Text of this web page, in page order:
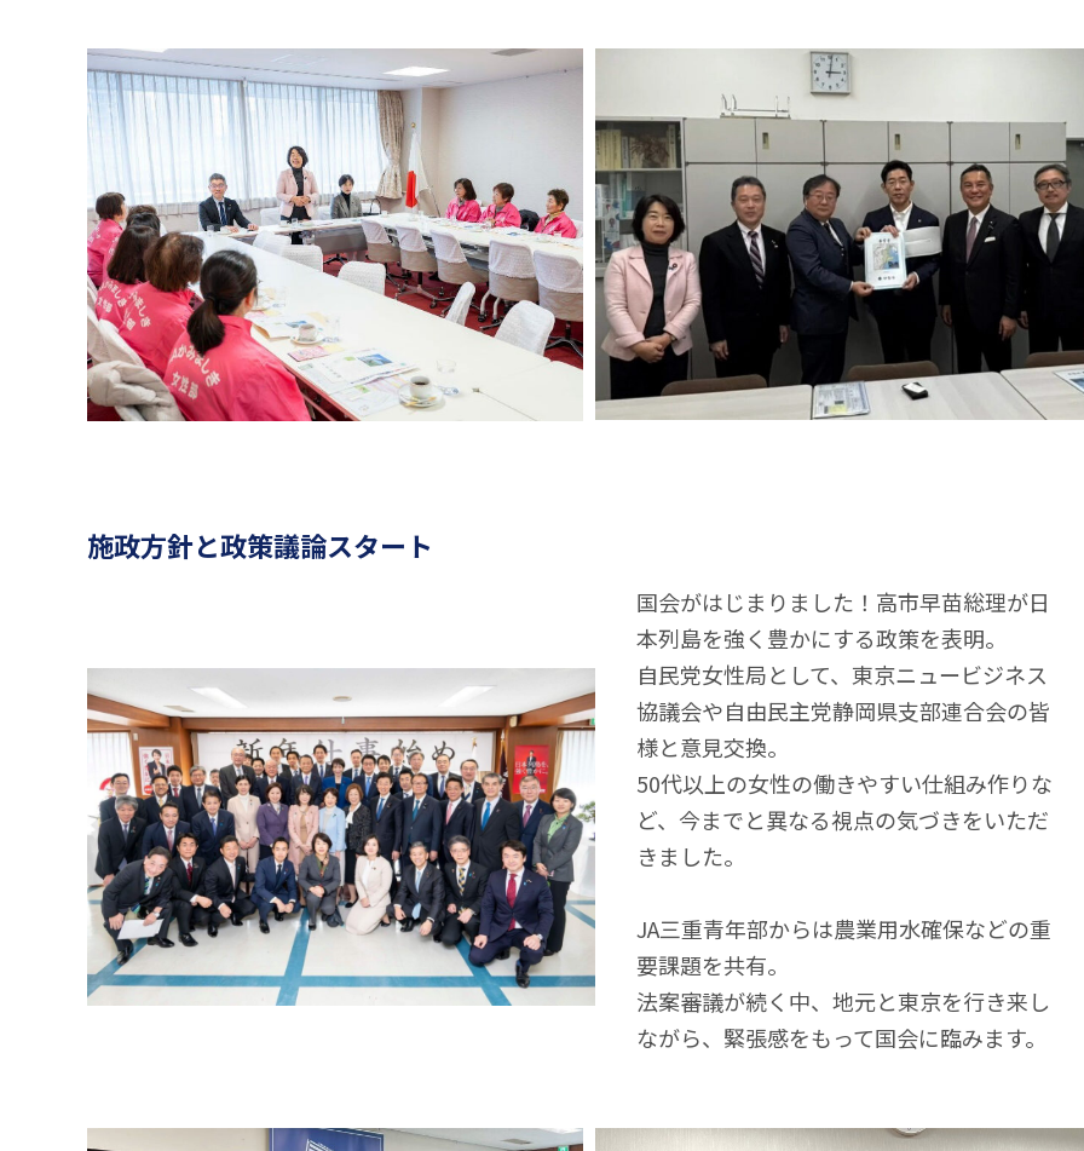
施政方針と政策議論スタート
国会がはじまりました！高市早苗総理が日
本列島を強く豊かにする政策を表明。
自民党女性局として、東京ニュービジネス
協議会や自由民主党静岡県支部連合会の皆
様と意見交換。
50代以上の女性の働きやすい仕組み作りな
ど、今までと異なる視点の気づきをいただ
きました。
JA三重青年部からは農業用水確保などの重
要課題を共有。
法案審議が続く中、地元と東京を行き来し
ながら、緊張感をもって国会に臨みます。